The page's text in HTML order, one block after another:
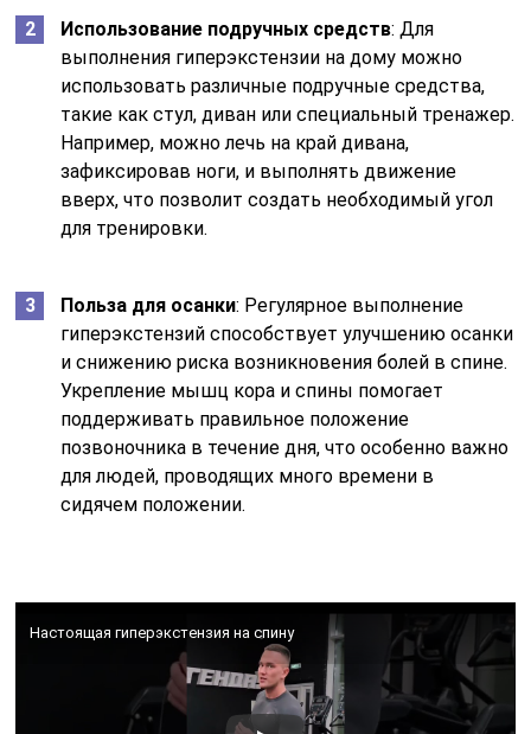
Использование подручных средств: Для
выполнения гиперэкстензии на дому можно
использовать различные подручные средства,
такие как стул, диван или специальный тренажер.
Например, можно лечь на край дивана,
зафиксировав ноги, и выполнять движение
вверх, что позволит создать необходимый угол
для тренировки.
Польза для осанки: Регулярное выполнение
гиперэкстензий способствует улучшению осанки
и снижению риска возникновения болей в спине.
Укрепление мышц кора и спины помогает
поддерживать правильное положение
позвоночника в течение дня, что особенно важно
для людей, проводящих много времени в
сидячем положении.
Настоящая гиперэкстензия на спину